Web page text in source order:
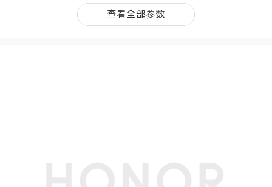
市电接口，中规2pin
USB Type-C
查看全部参数
查看全部参数